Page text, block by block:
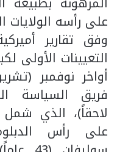
على رأسه الولايات
وفق تقارير
التعيينات الأولى
أواخر نوفمبر
فريق السياسة
على رأس